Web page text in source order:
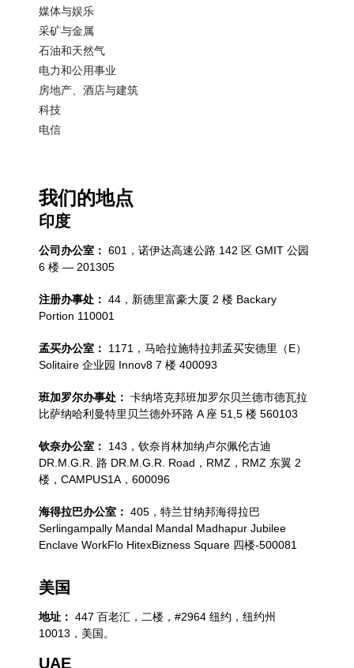
媒体与娱乐
采矿与金属
石油和天然气
电力和公用事业
房地产、酒店与建筑
科技
电信
我们的地点
印度
公司办公室：601，诺伊达高速公路 142 区 GMIT 公园
6 楼 — 201305
注册办事处： 44，新德里富豪大厦 2 楼 Backary
Portion 110001
孟买办公室：
1171，马哈拉施特拉邦孟买安德里（E）
Solitaire 企业园 Innov8 7 楼 400093
班加罗尔办事处： 卡纳塔克邦班加罗尔贝兰德市德瓦拉
比萨纳哈利曼特里贝兰德外环路 A 座 51,5 楼 560103
钦奈办公室：
143，钦奈肖林加纳卢尔佩伦古迪
DR.M.G.R. 路 DR.M.G.R. Road，RMZ，RMZ 东翼 2
楼，CAMPUS1A，600096
海得拉巴办公室： 405，特兰甘纳邦海得拉巴
Serlingampally Mandal Mandal Madhapur Jubilee
Enclave WorkFlo HitexBizness Square 四楼-500081
美国
地址：447 百老汇，二楼，#2964 纽约，纽约州
10013，美国。
UAE